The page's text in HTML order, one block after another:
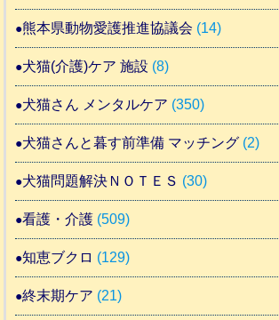
熊本県動物愛護推進協議会 (14)
犬猫(介護)ケア 施設 (8)
犬猫さん メンタルケア (350)
犬猫さんと暮す前準備 マッチング (2)
犬猫問題解決ＮＯＴＥＳ (30)
看護・介護 (509)
知恵ブクロ (129)
終末期ケア (21)